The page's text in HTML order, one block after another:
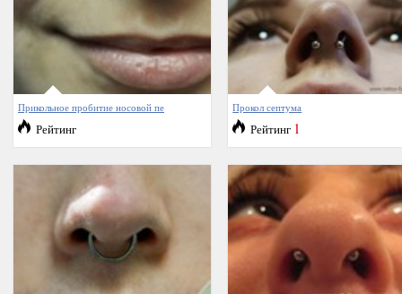
Прикольное пробитие носовой пе
Рейтинг
Прокол септума
Рейтинг 1